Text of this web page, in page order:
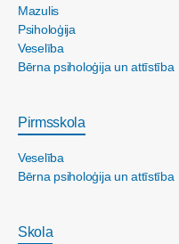
Mazulis
Psiholoģija
Veselība
Bērna psiholoģija un attīstība
Pirmsskola
Veselība
Bērna psiholoģija un attīstība
Skola